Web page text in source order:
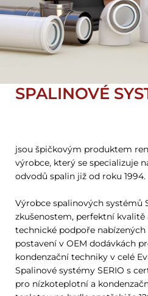
SPALINOVÉ
jsou špičkovým produktem
výrobce, který se specializuje
odvodů spalin již od roku 1994.
Výrobce spalinových systémů
zkušenostem, perfektní
technické podpoře
postavení v OEM dodávkách
kondenzační techniky v celé
Spalinové systémy SERIO s
pro nízkoteplotní a